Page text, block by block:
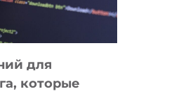
для
которые